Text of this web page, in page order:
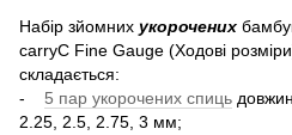
Набір зйомних укорочених
carryC Fine Gauge (Ходові
складається:
- 5 пар укорочених спиць
2.25, 2.5, 2.75, 3 мм;